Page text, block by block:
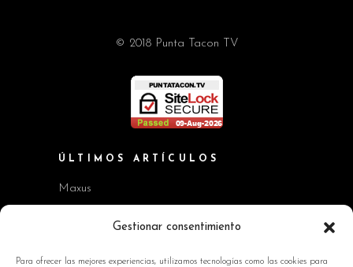
Gestionar consentimiento
Para ofrecer las mejores experiencias, utilizamos tecnologías como las cookies para
© 2018 Punta Tacon TV
ÚLTIMOS ARTÍCULOS
Maxus
Workshop BMW Neue Klasse